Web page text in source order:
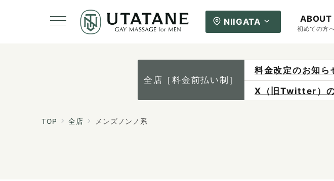
NIIGATA ABOUT
初めての方
全店［料金前払い制］
料金改定のお知ら
X（旧Twitter）の
TOP 全店 メンズノンノ系